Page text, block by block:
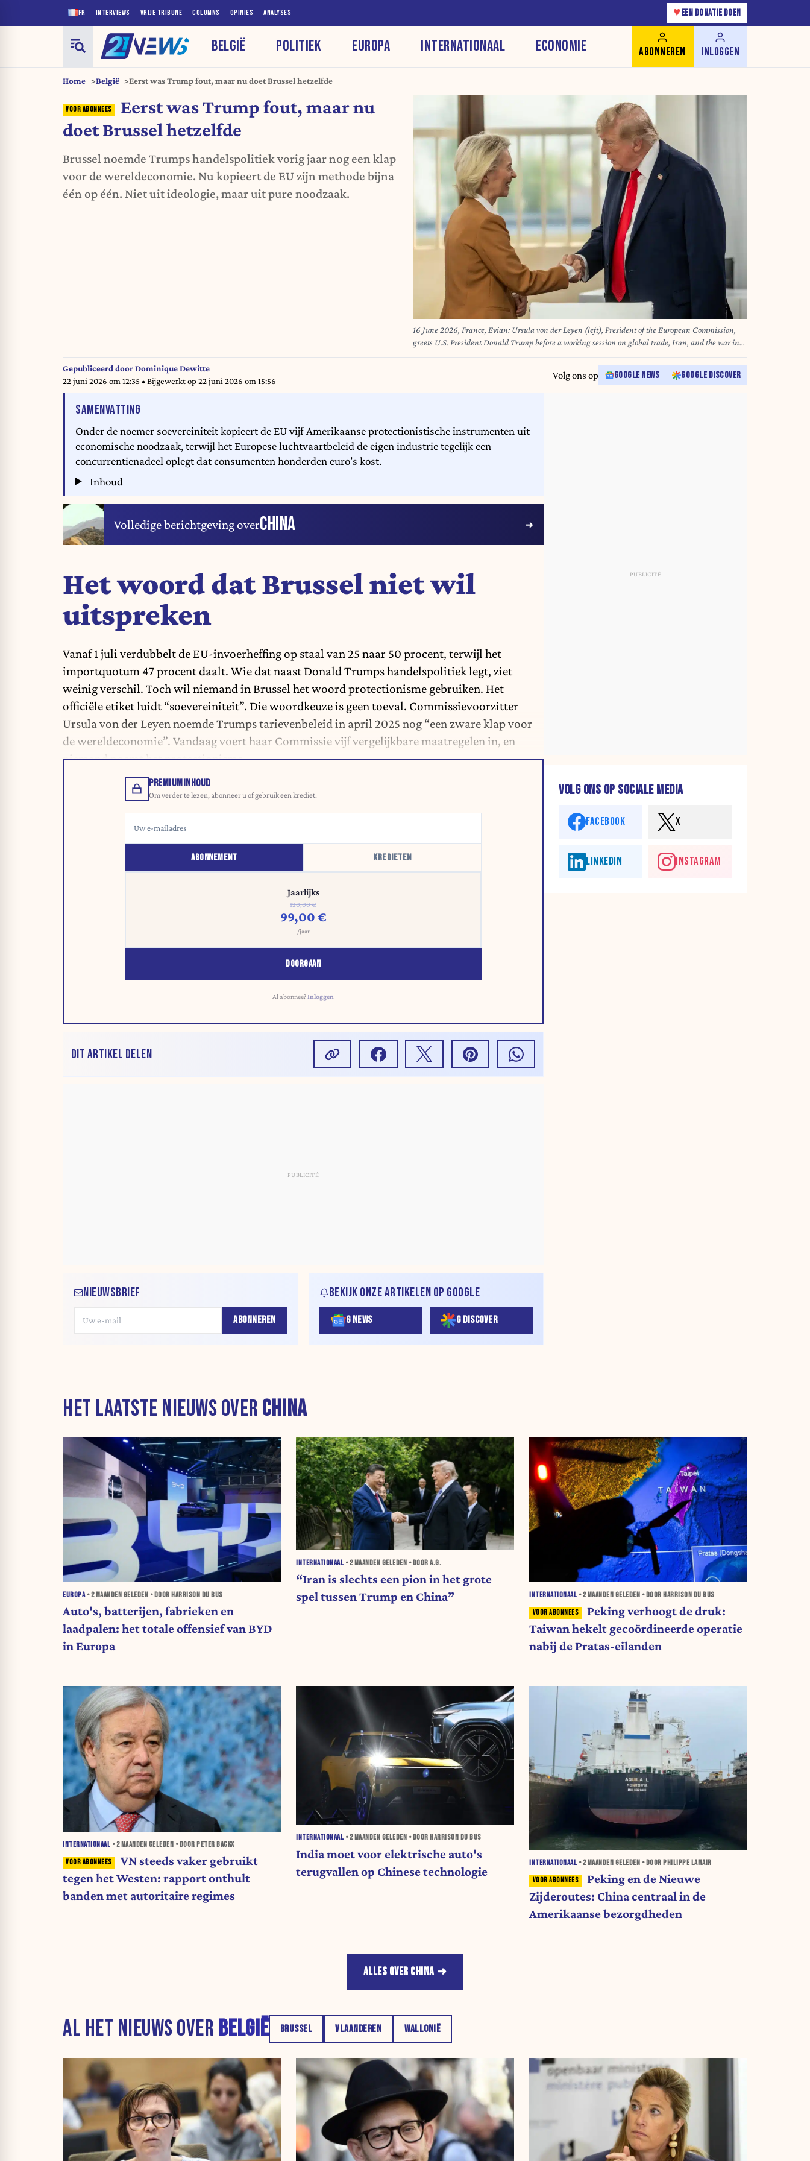
FR INTERVIEWS VRIJE TRIBUNE COLUMNS OPINIES ANALYSES ♥ EEN DONATIE DOEN
BELGIË POLITIEK EUROPA INTERNATIONAAL ECONOMIE ABONNEREN INLOGGEN
Home België Eerst was Trump fout, maar nu doet Brussel hetzelfde
Eerst was Trump fout, maar nu
doet Brussel hetzelfde
Brussel noemde Trumps handelspolitiek vorig jaar nog een klap
voor de wereldeconomie. Nu kopieert de EU zijn methode bijna
één op één. Niet uit ideologie, maar uit pure noodzaak.
16 June 2026, France, Evian: Ursula von der Leyen (left), President of the European Commission,
greets U.S. President Donald Trump before a working session on global trade, Iran, and the war in
Ukraine at the G7 summit in Evian. Photo: Michael Kappeler/dpa-Pool/dpa
Gepubliceerd doorDominique Dewitte
22 juni 2026 om 12:35 • Bijgewerkt op22 juni 2026 om 15:56
Volg ons op GOOGLE NEWS GOOGLE DISCOVER
SAMENVATTING
Onder de noemer soevereiniteit kopieert de EU vijf Amerikaanse protectionistische instrumenten uit
economische noodzaak, terwijl het Europese luchtvaartbeleid de eigen industrie tegelijk een
concurrentienadeel oplegt dat consumenten honderden euro's kost.
Inhoud
Volledige berichtgeving overCHINA
Het woord dat Brussel niet wil
uitspreken
Vanaf 1 juli verdubbelt de EU-invoerheffing op staal van 25 naar 50 procent, terwijl het
importquotum 47 procent daalt. Wie dat naast Donald Trumps handelspolitiek legt, ziet
weinig verschil. Toch wil niemand in Brussel het woord protectionisme gebruiken. Het
officiële etiket luidt “soevereiniteit”. Die woordkeuze is geen toeval. Commissievoorzitter
Ursula von der Leyen noemde Trumps tarievenbeleid in april 2025 nog “een zware klap voor
de wereldeconomie”. Vandaag voert haar Commissie vijf vergelijkbare maatregelen in, en
niemand noemt het protectionisme.
PREMIUMINHOUD
Om verder te lezen, abonneer u of gebruik een krediet.
ABONNEMENT KREDIETEN
Jaarlijks
120,00 €
99,00 €
/jaar
DOORGAAN
Al abonnee?Inloggen
DIT ARTIKEL DELEN
NIEUWSBRIEF
ABONNEREN
BEKIJK ONZE ARTIKELEN OP GOOGLE
G NEWS G DISCOVER
VOLG ONS OP SOCIALE MEDIA
FACEBOOK X
LINKEDIN INSTAGRAM
HET LAATSTE NIEUWS OVER CHINA
EUROPA•2 MAANDEN GELEDEN • DOOR HARRISON DU BUS
Auto's, batterijen, fabrieken en
laadpalen: het totale offensief van BYD
in Europa
INTERNATIONAAL •2 MAANDEN GELEDEN • DOOR A.G.
“Iran is slechts een pion in het grote
spel tussen Trump en China”
INTERNATIONAAL •2 MAANDEN GELEDEN • DOOR HARRISON DU BUS
Peking verhoogt de druk:
Taiwan hekelt gecoördineerde operatie
nabij de Pratas-eilanden
INTERNATIONAAL •2 MAANDEN GELEDEN • DOOR PETER BACKX
VN steeds vaker gebruikt
tegen het Westen: rapport onthult
banden met autoritaire regimes
INTERNATIONAAL •2 MAANDEN GELEDEN • DOOR HARRISON DU BUS
India moet voor elektrische auto's
terugvallen op Chinese technologie
INTERNATIONAAL •2 MAANDEN GELEDEN • DOOR PHILIPPE LAMAIR
Peking en de Nieuwe
Zijderoutes: China centraal in de
Amerikaanse bezorgdheden
ALLES OVER CHINA
AL HET NIEUWS OVER BELGIË BRUSSEL VLAANDEREN WALLONIË